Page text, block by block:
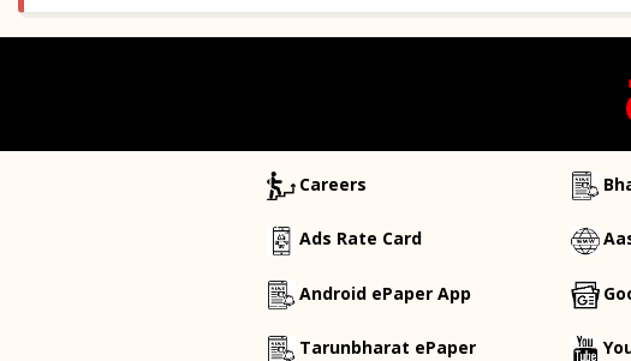
Careers
Ads Rate Card
Android ePaper App
Tarunbharat ePaper